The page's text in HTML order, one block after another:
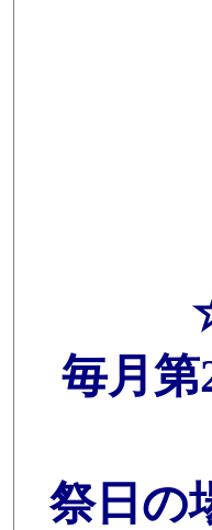
毎月
祭日の